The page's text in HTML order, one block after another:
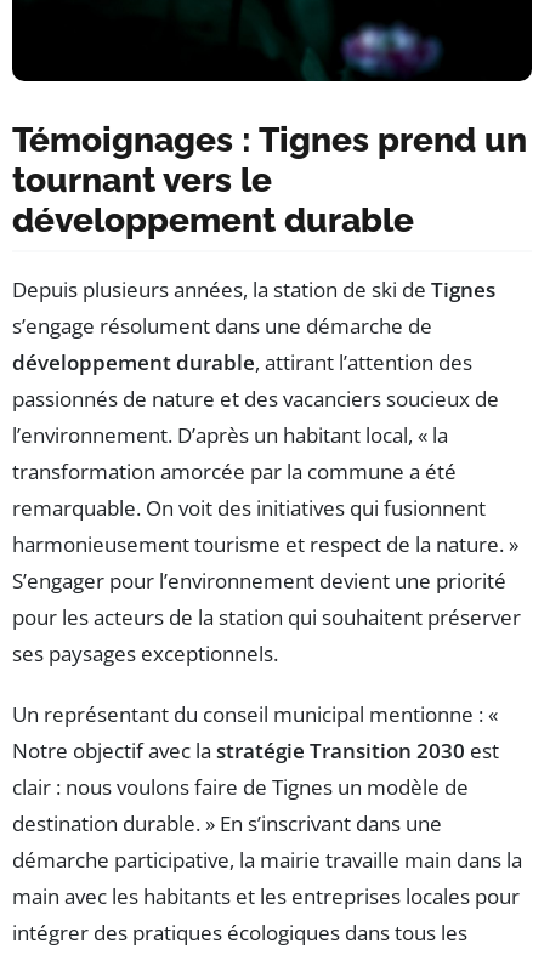
Témoignages : Tignes prend un
tournant vers le
développement durable
Depuis plusieurs années, la station de ski de Tignes
s’engage résolument dans une démarche de
développement durable, attirant l’attention des
passionnés de nature et des vacanciers soucieux de
l’environnement. D’après un habitant local, « la
transformation amorcée par la commune a été
remarquable. On voit des initiatives qui fusionnent
harmonieusement tourisme et respect de la nature. »
S’engager pour l’environnement devient une priorité
pour les acteurs de la station qui souhaitent préserver
ses paysages exceptionnels.
Un représentant du conseil municipal mentionne : «
Notre objectif avec la stratégie Transition 2030 est
clair : nous voulons faire de Tignes un modèle de
destination durable. » En s’inscrivant dans une
démarche participative, la mairie travaille main dans la
main avec les habitants et les entreprises locales pour
intégrer des pratiques écologiques dans tous les